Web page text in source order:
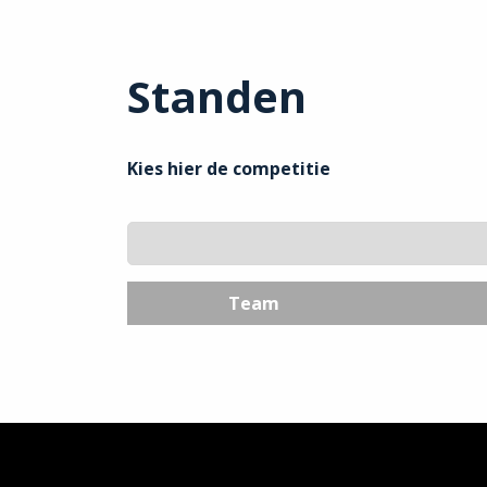
Standen
Kies hier de competitie
Team